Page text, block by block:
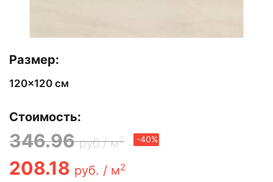
Размер:
120x120 см
Стоимость:
-40%
208.18 руб. / м2
346.96руб / м2